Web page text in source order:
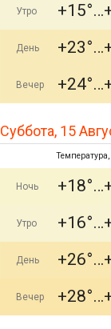
Утро +15°
День +23°
Вечер +24°
Суббота, 15
Температура,
Ночь +18°
Утро +16°
День +26°
Вечер +28°